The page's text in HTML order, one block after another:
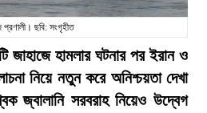
ছবি: সংগৃহীত
জাহাজে হামলার ঘটনার পর ইরান ও
নিয়ে নতুন করে অনিশ্চয়তা দেখা
জ্বালানি সরবরাহ নিয়েও উদ্বেগ